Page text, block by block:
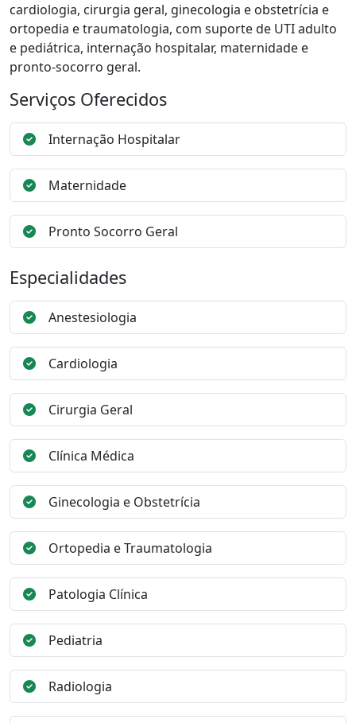
cardiologia, cirurgia geral, ginecologia e obstetrícia e
ortopedia e traumatologia, com suporte de UTI adulto
e pediátrica, internação hospitalar, maternidade e
pronto-socorro geral.
Serviços Oferecidos
Internação Hospitalar
Maternidade
Pronto Socorro Geral
Especialidades
Anestesiologia
Cardiologia
Cirurgia Geral
Clínica Médica
Ginecologia e Obstetrícia
Ortopedia e Traumatologia
Patologia Clínica
Pediatria
Radiologia